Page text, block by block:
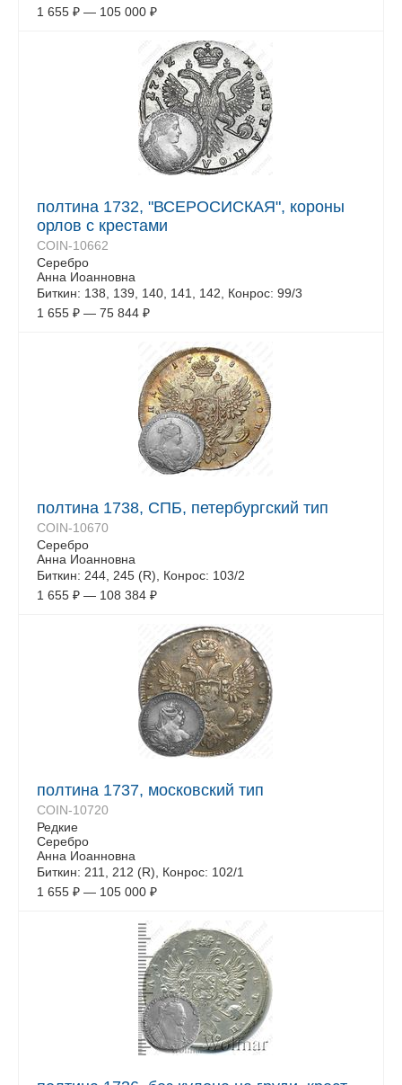
1 655 ₽ — 105 000 ₽
полтина 1732, "ВСЕРОСИСКАЯ", короны
орлов с крестами
COIN-10662
Серебро
Анна Иоанновна
Биткин: 138, 139, 140, 141, 142, Конрос: 99/3
1 655 ₽ — 75 844 ₽
полтина 1738, СПБ, петербургский тип
COIN-10670
Серебро
Анна Иоанновна
Биткин: 244, 245 (R), Конрос: 103/2
1 655 ₽ — 108 384 ₽
полтина 1737, московский тип
COIN-10720
Редкие
Серебро
Анна Иоанновна
Биткин: 211, 212 (R), Конрос: 102/1
1 655 ₽ — 105 000 ₽